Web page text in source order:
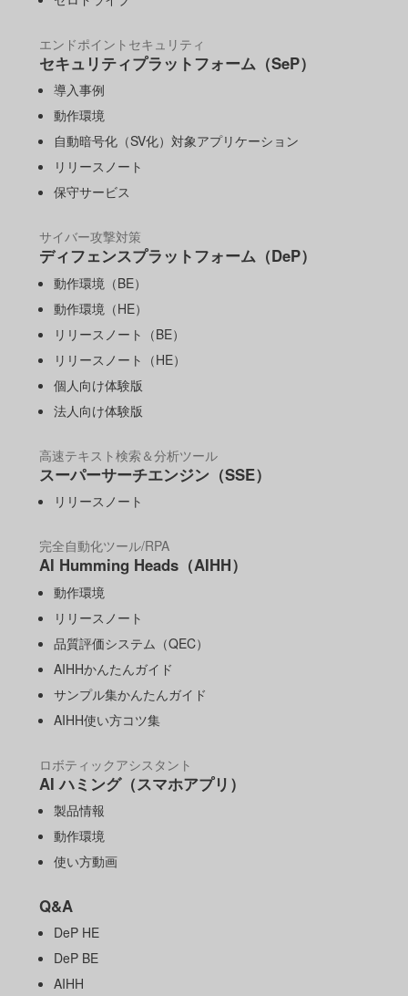
エンドポイントセキュリティ
セキュリティプラットフォーム（SeP）
導入事例
動作環境
自動暗号化（SV化）対象アプリケーション
リリースノート
保守サービス
サイバー攻撃対策
ディフェンスプラットフォーム（DeP）
動作環境（BE）
動作環境（HE）
リリースノート（BE）
リリースノート（HE）
個人向け体験版
法人向け体験版
高速テキスト検索＆分析ツール
スーパーサーチエンジン（SSE）
リリースノート
完全自動化ツール/RPA
AI Humming Heads（AIHH）
動作環境
リリースノート
品質評価システム（QEC）
AIHHかんたんガイド
サンプル集かんたんガイド
AIHH使い方コツ集
ロボティックアシスタント
AI ハミング（スマホアプリ）
製品情報
動作環境
使い方動画
Q&A
DeP HE
DeP BE
AIHH